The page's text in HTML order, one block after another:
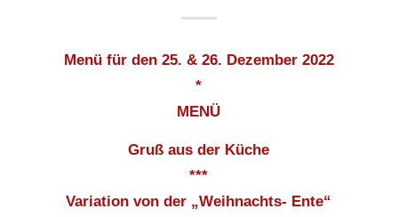
Menü für den 25. & 26. Dezember 2022
*
MENÜ
Gruß aus der Küche
***
Variation von der „Weihnachts- Ente“